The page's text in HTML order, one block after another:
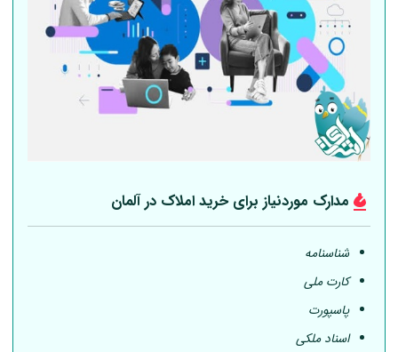
مدارک موردنیاز برای خرید املاک درآلمان
شناسنامه
کارت ملی
پاسپورت
اسناد ملکی